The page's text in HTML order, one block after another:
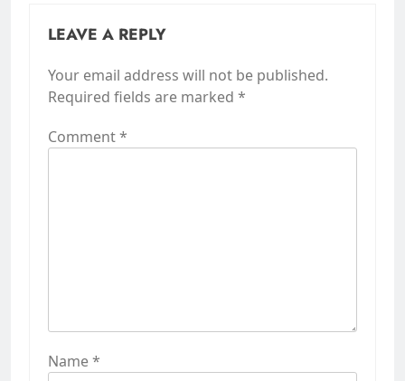
LEAVE A REPLY
Your email address will not be published.
Required fields are marked *
Comment*
Name*